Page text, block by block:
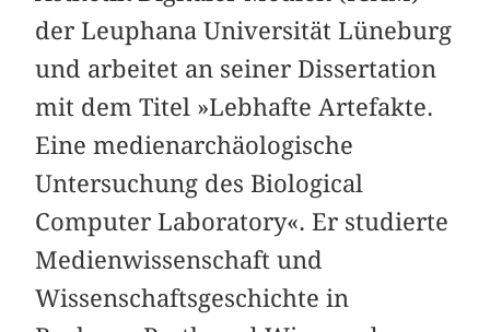
der Leuphana Universität Lüneburg
und arbeitet an seiner Dissertation
mit dem Titel »Lebhafte Artefakte.
Eine medienarchäologische
Untersuchung des Biological
Computer Laboratory«. Er studierte
Medienwissenschaft und
Wissenschaftsgeschichte in